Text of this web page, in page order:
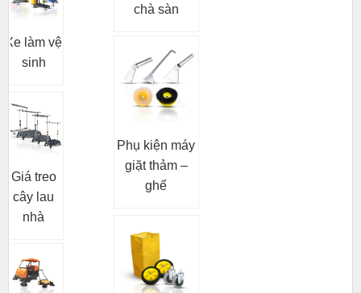
Xe làm vệ
sinh
Giá treo
cây lau
nhà
chà sàn
Phụ kiện máy
giặt thảm –
ghế